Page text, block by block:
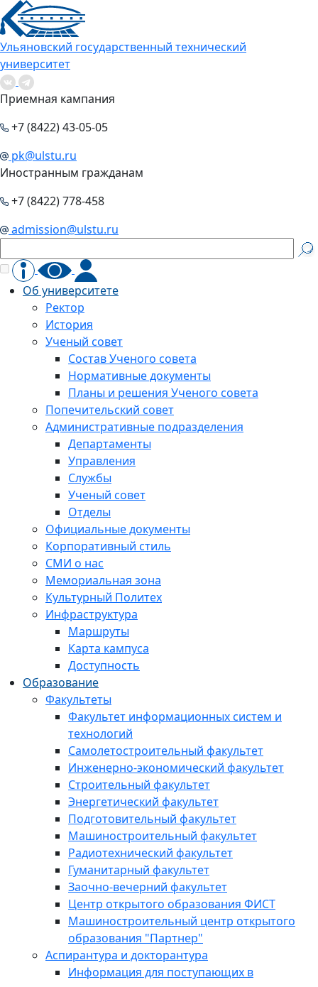
Ульяновский государственный технический
университет
Приемная кампания
+7 (8422) 43-05-05
pk@ulstu.ru
Иностранным гражданам
+7 (8422) 778-458
admission@ulstu.ru
Об университете
Ректор
История
Ученый совет
Состав Ученого совета
Нормативные документы
Планы и решения Ученого совета
Попечительский совет
Административные подразделения
Департаменты
Управления
Службы
Ученый совет
Отделы
Официальные документы
Корпоративный стиль
СМИ о нас
Мемориальная зона
Культурный Политех
Инфраструктура
Маршруты
Карта кампуса
Доступность
Образование
Факультеты
Факультет информационных систем и
технологий
Самолетостроительный факультет
Инженерно-экономический факультет
Строительный факультет
Энергетический факультет
Подготовительный факультет
Машиностроительный факультет
Радиотехнический факультет
Гуманитарный факультет
Заочно-вечерний факультет
Центр открытого образования ФИСТ
Машиностроительный центр открытого
образования "Партнер"
Аспирантура и докторантура
Информация для поступающих в